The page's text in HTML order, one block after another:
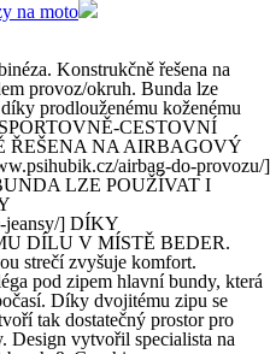
na moto
Konstrukčně řešena na
provoz/okruh. Bunda lze
prodlouženému koženému
CESTOVNÍ
ŘEŠENA NA AIRBAGOVÝ
airbag-do-provozu/]
LZE POUŽÍVAT I
jeansy/] DÍKY
DÍLU V MÍSTĚ BEDER.
strečí zvyšuje komfort.
pod zipem hlavní bundy, která
Díky dvojitému zipu se
tak dostatečný prostor pro
Design vytvořil specialista na